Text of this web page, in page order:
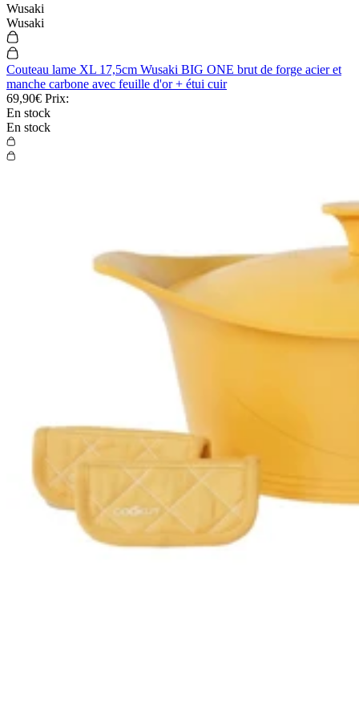
Wusaki
Wusaki
Couteau lame XL 17,5cm Wusaki BIG ONE brut de forge acier et
manche carbone avec feuille d'or + étui cuir
69,90€ Prix:
En stock
En stock